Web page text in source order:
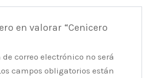
en valorar “Cenicero
correo electrónico no será
campos obligatorios están